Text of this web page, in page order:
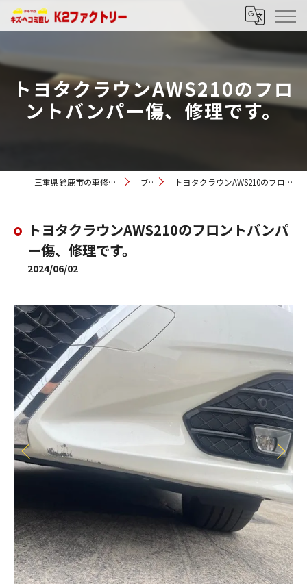
トヨタクラウンAWS210のフロ
ントバンパー傷、修理です。
三重県鈴鹿市の車修理ならK2ファクトリー ブログ トヨタクラウンAWS210のフロントバンパー傷、修理です。
トヨタクラウンAWS210のフロントバンパ
ー傷、修理です。
2024/06/02